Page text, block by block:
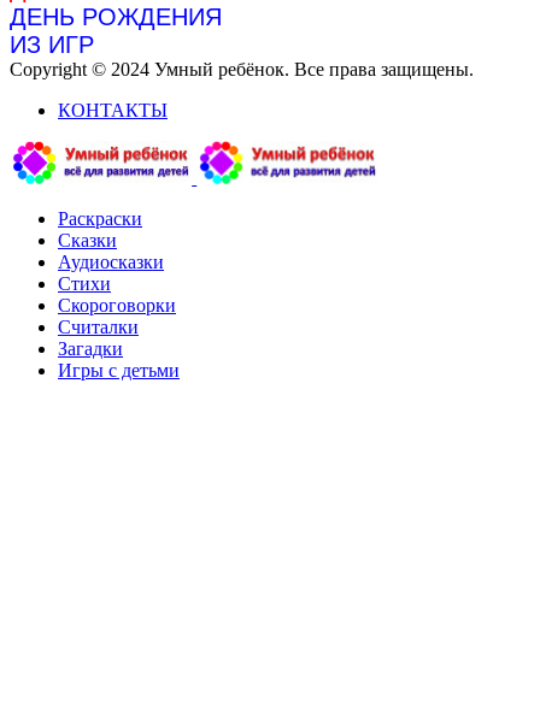
ДЕНЬ РОЖДЕНИЯ
ИЗ ИГР
Copyright © 2024 Умный ребёнок. Все права защищены.
КОНТАКТЫ
Раскраски
Сказки
Аудиосказки
Стихи
Скороговорки
Считалки
Загадки
Игры с детьми